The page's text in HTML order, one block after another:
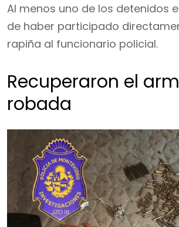
Al menos uno de los detenidos
de haber participado
rapiña al funcionario policial.
Recuperaron el
robada